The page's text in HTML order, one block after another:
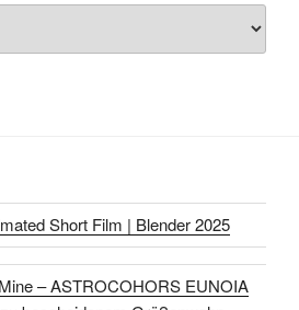
Short Film | Blender 2025
– ASTROCOHORS EUNOIA